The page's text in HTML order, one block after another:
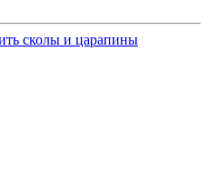
сколы и царапины